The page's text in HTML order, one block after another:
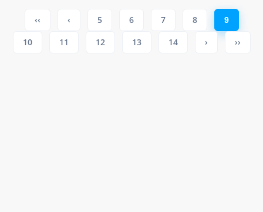
‹‹ ‹ 5 6 7 8 9
10 11 12 13 14 › ››